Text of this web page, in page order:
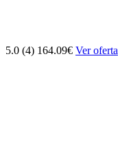
5.0 (4) 164.09€ Ver oferta